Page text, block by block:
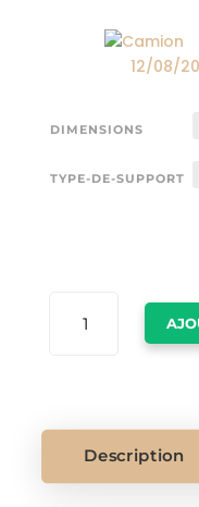
12/08/
DIMENSIONS
TYPE-DE-SUPPORT
RUGIT
Description